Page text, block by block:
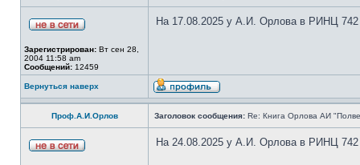
Зарегистрирован: Вт сен 28,
2004 11:58 am
Сообщений: 12459
На 17.08.2025 у А.И. Орлова в РИНЦ 742
Вернуться наверх
Проф.А.И.Орлов Заголовок сообщения: Re: Книга Орлова АИ
На 24.08.2025 у А.И. Орлова в РИНЦ 742